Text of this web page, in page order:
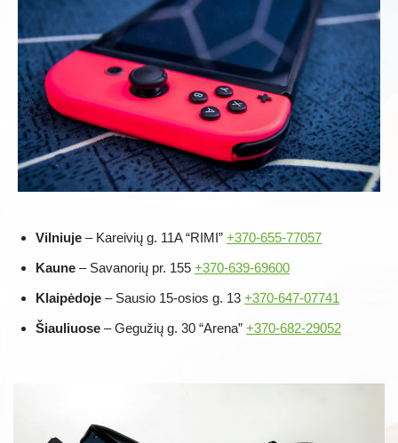
Vilniuje – Kareivių g. 11A “RIMI” +370-655-77057
Kaune – Savanorių pr. 155 +370-639-69600
Klaipėdoje – Sausio 15-osios g. 13 +370-647-07741
Šiauliuose – Gegužių g. 30 “Arena” +370-682-29052